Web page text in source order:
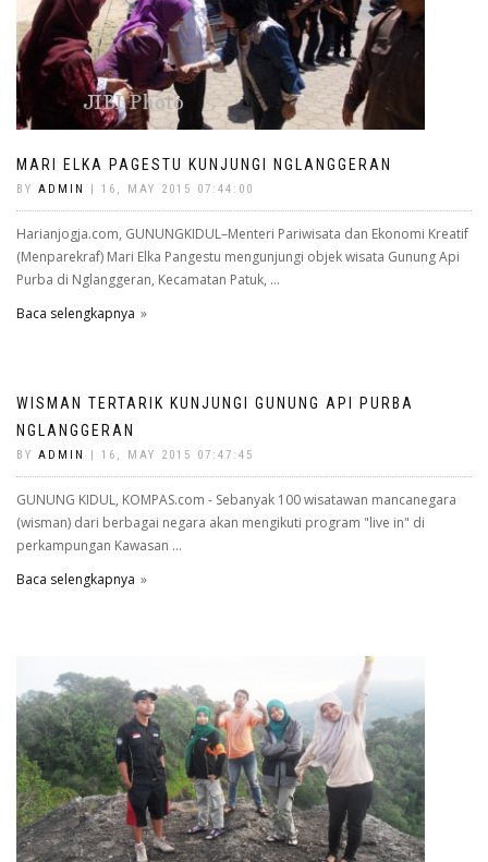
MARI ELKA PAGESTU KUNJUNGI NGLANGGERAN
BY ADMIN | 16, MAY 2015 07:44:00
Harianjogja.com, GUNUNGKIDUL–Menteri Pariwisata dan Ekonomi Kreatif
(Menparekraf) Mari Elka Pangestu mengunjungi objek wisata Gunung Api
Purba di Nglanggeran, Kecamatan Patuk, ...
Baca selengkapnya
WISMAN TERTARIK KUNJUNGI GUNUNG API PURBA
NGLANGGERAN
BY ADMIN | 16, MAY 2015 07:47:45
GUNUNG KIDUL, KOMPAS.com - Sebanyak 100 wisatawan mancanegara
(wisman) dari berbagai negara akan mengikuti program "live in" di
perkampungan Kawasan ...
Baca selengkapnya